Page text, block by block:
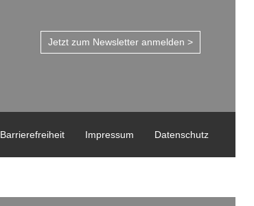
Jetzt zum Newsletter anmelden >
Datenschutz
Impressum
Barrierefreiheit